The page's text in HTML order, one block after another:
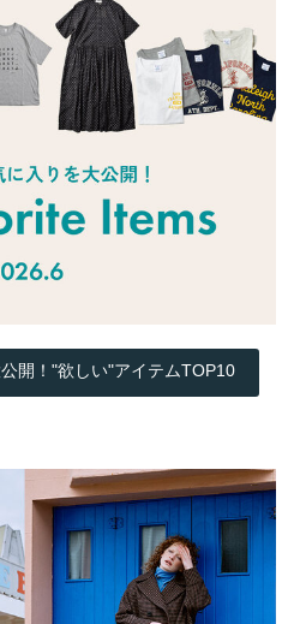
開！"欲しい"アイテムTOP10